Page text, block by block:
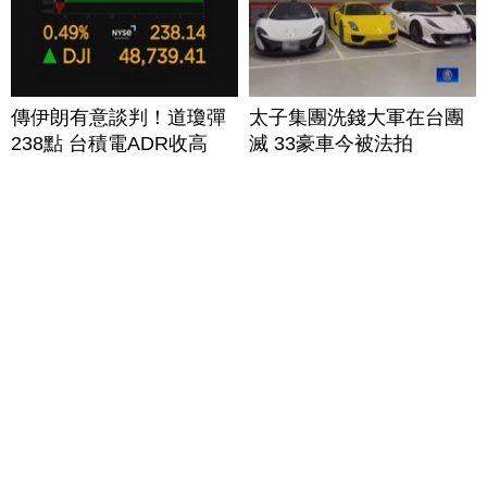
傳伊朗有意談判！道瓊彈
238點 台積電ADR收高
太子集團洗錢大軍在台團
滅 33豪車今被法拍